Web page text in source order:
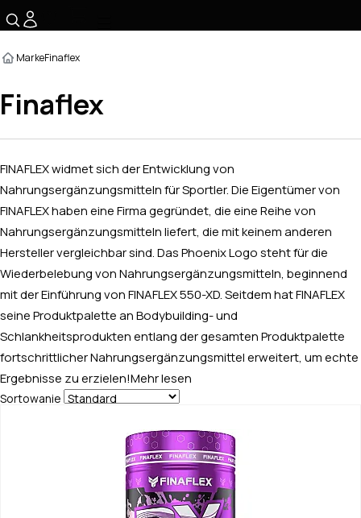
MarkeFinaflex
Finaflex
FINAFLEX widmet sich der Entwicklung von
Nahrungsergänzungsmitteln für Sportler. Die Eigentümer von
FINAFLEX haben eine Firma gegründet, die eine Reihe von
Nahrungsergänzungsmitteln liefert, die mit keinem anderen
Hersteller vergleichbar sind. Das Phoenix Logo steht für die
Wiederbelebung von Nahrungsergänzungsmitteln, beginnend
mit der Einführung von FINAFLEX 550-XD. Seitdem hat FINAFLEX
seine Produktpalette an Bodybuilding- und
Schlankheitsprodukten entlang der gesamten Produktpalette
fortschrittlicher Nahrungsergänzungsmittel erweitert, um echte
Ergebnisse zu erzielen!Mehr lesen
Sortowanie